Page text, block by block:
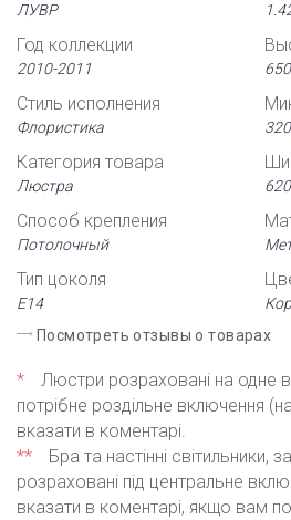
ЛУВР
Год коллекции
2010-2011
Стиль исполнения
Флористика
Категория товара
Люстра
Способ крепления
Потолочный
Тип цоколя
Е14
Посмотреть отзывы о товарах
*
Люстри розраховані на одне
потрібне роздільне включення
вказати в коментарі.
**
Бра та настінні світильники,
розраховані під центральне
вказати в коментарі, якщо вам